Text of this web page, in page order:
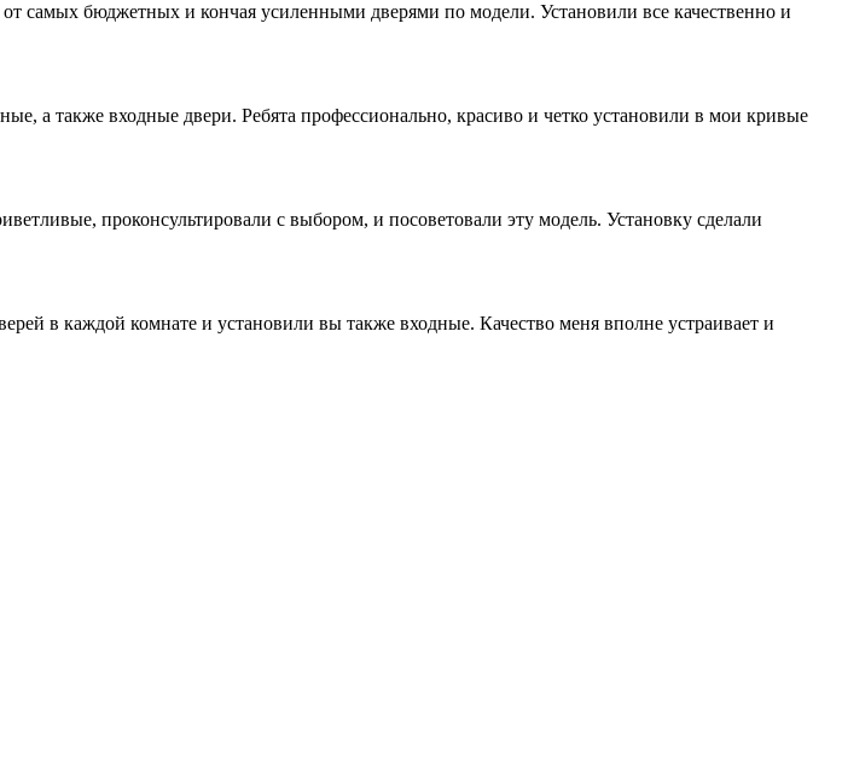
самых бюджетных и кончая усиленными дверями по модели. Установили все качественно и
а также входные двери. Ребята профессионально, красиво и четко установили в мои кривые
проконсультировали с выбором, и посоветовали эту модель. Установку сделали
в каждой комнате и установили вы также входные. Качество меня вполне устраивает и